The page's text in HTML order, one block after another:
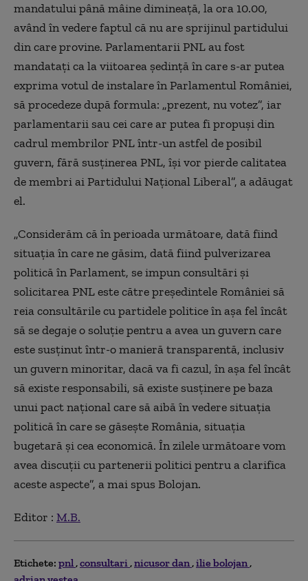
mandatului până mâine dimineaţă, la ora 10.00,
având în vedere faptul că nu are sprijinul partidului
din care provine. Parlamentarii PNL au fost
mandataţi ca la viitoarea şedinţă în care s-ar putea
exprima votul de instalare în Parlamentul României,
să procedeze după formula: „prezent, nu votez”, iar
parlamentarii sau cei care ar putea fi propuşi din
cadrul membrilor PNL într-un astfel de posibil
guvern, fără susţinerea PNL, îşi vor pierde calitatea
de membri ai Partidului Naţional Liberal”, a adăugat
el.
„Considerăm că în perioada următoare, dată fiind
situaţia în care ne găsim, dată fiind pulverizarea
politică în Parlament, se impun consultări şi
solicitarea PNL este către preşedintele României să
reia consultările cu partidele politice în aşa fel încât
să se degaje o soluţie pentru a avea un guvern care
este susţinut într-o manieră transparentă, inclusiv
un guvern minoritar, dacă va fi cazul, în aşa fel încât
să existe responsabili, să existe susţinere pe baza
unui pact naţional care să aibă în vedere situaţia
politică în care se găseşte România, situaţia
bugetară şi cea economică. În zilele următoare vom
avea discuţii cu partenerii politici pentru a clarifica
aceste aspecte”, a mai spus Bolojan.
Editor : M.B.
Etichete: pnl consultari nicusor dan ilie bolojan